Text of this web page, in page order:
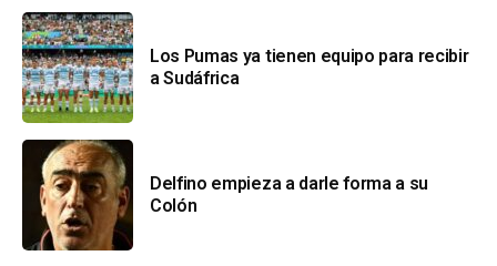
Los Pumas ya tienen equipo para recibir
a Sudáfrica
Delfino empieza a darle forma a su
Colón